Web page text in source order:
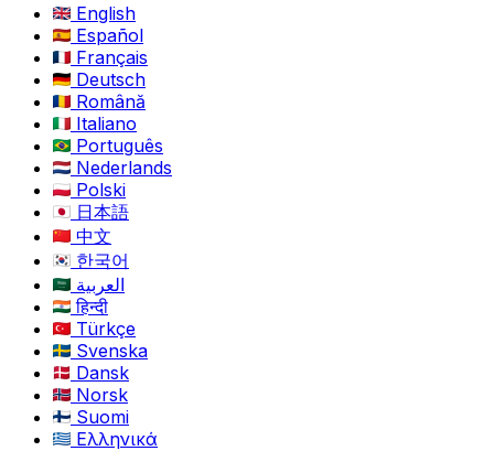
English
Español
Français
Deutsch
Română
Italiano
Português
Nederlands
Polski
日本語
中文
한국어
العربية
हिन्दी
Türkçe
Svenska
Dansk
Norsk
Suomi
Ελληνικά